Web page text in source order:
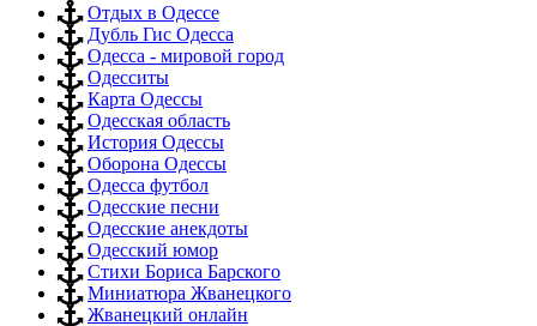
Отдых в Одессе
Дубль Гис Одесса
Одесса - мировой город
Одесситы
Карта Одессы
Одесская область
История Одессы
Оборона Одессы
Одесса футбол
Одесские песни
Одесские анекдоты
Одесский юмор
Стихи Бориса Барского
Миниатюра Жванецкого
Жванецкий онлайн